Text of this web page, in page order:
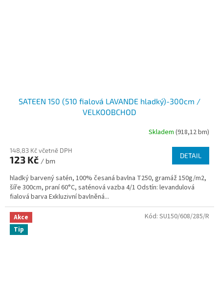
SATEEN 150 (510 fialová LAVANDE hladký)-300cm /
VELKOOBCHOD
Skladem (918,12 bm)
148,83 Kč včetně DPH
123 Kč / bm
DETAIL
hladký barvený satén, 100% česaná bavlna T250, gramáž 150g/m2,
šíře 300cm, praní 60°C, saténová vazba 4/1 Odstín: levandulová
fialová barva Exkluzivní bavlněná...
Akce
Tip
Kód: SU150/608/285/R